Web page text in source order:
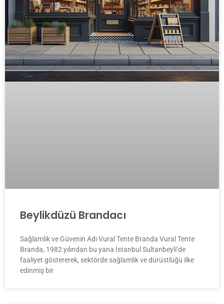
Beylikdüzü Brandacı
Sağlamlık ve Güvenin Adı Vural Tente Branda Vural Tente
Branda, 1982 yılından bu yana İstanbul Sultanbeyli’de
faaliyet göstererek, sektörde sağlamlık ve dürüstlüğü ilke
edinmiş bir